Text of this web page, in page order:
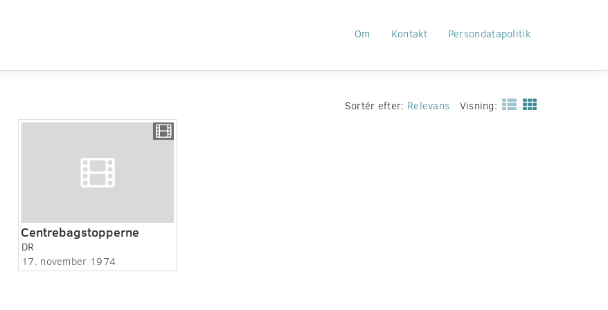
Om Kontakt Persondatapolitik
Sortér efter: Relevans Visning:
Centrebagstopperne
DR
17. november 1974